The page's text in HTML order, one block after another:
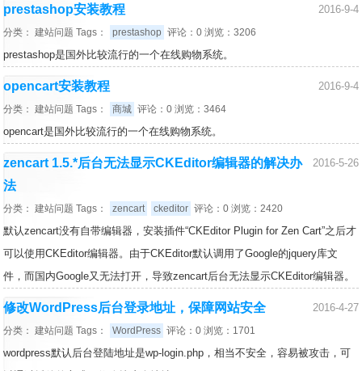
2016-9-4
prestashop安装教程
分类：建站问题 Tags： prestashop 评论：0 浏览：3206
prestashop是国外比较流行的一个在线购物系统。
2016-9-4
opencart安装教程
分类：建站问题 Tags： 商城 评论：0 浏览：3464
opencart是国外比较流行的一个在线购物系统。
2016-5-26
zencart 1.5.*后台无法显示CKEditor编辑器的解决办
法
分类：建站问题 Tags： zencart ckeditor 评论：0 浏览：2420
默认zencart没有自带编辑器，安装插件“CKEditor Plugin for Zen Cart”之后才
可以使用CKEditor编辑器。由于CKEditor默认调用了Google的jquery库文
件，而国内Google又无法打开，导致zencart后台无法显示CKEditor编辑器。
2016-4-27
修改WordPress后台登录地址，保障网站安全
分类：建站问题 Tags： WordPress 评论：0 浏览：1701
wordpress默认后台登陆地址是wp-login.php，相当不安全，容易被攻击，可